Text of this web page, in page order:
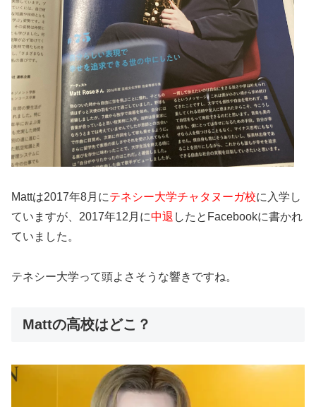
Mattは2017年8月にテネシー大学チャタヌーガ校に入学し
ていますが、2017年12月に中退 したとFacebookに書かれ
ていました。
テネシー大学って頭よさそうな響きですね。
Mattの高校はどこ？